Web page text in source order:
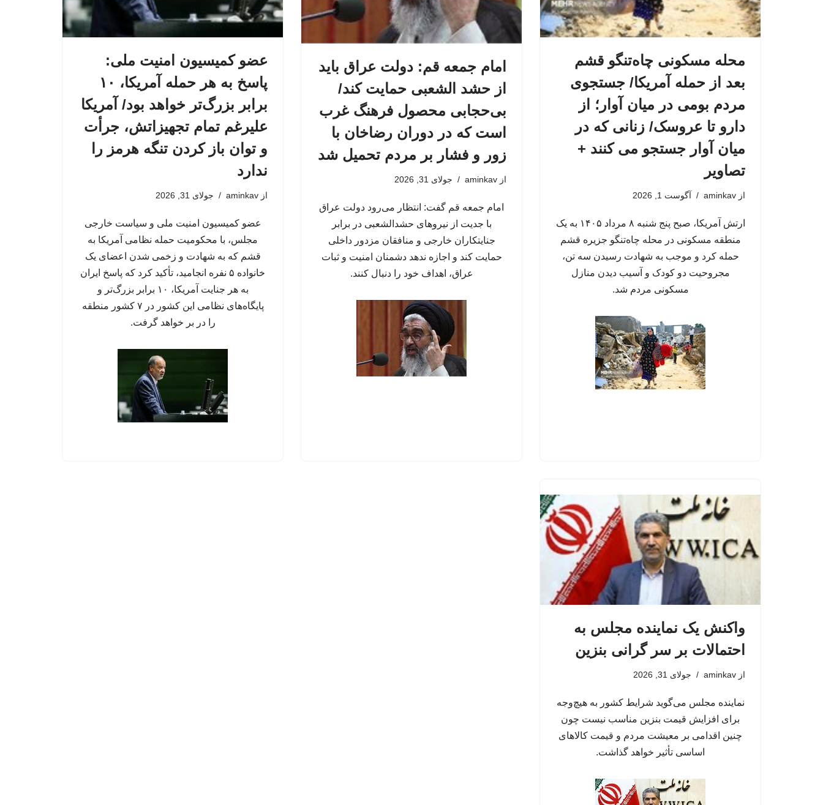
محله مسکونی چاه‌تنگو قشم
بعد از حمله آمریکا/ جستجوی
مردم بومی در میان آوار؛ از
دارو تا عروسک/ زنانی که در
میان آوار جستجو می کنند +
تصاویر
از aminkav آگوست 1, 2026
ارتش آمریکا، صبح پنج شنبه ۸ مرداد ۱۴۰۵ به یک
منطقه مسکونی در محله چاه‌تنگو جزیره قشم
حمله کرد و موجب به شهادت رسیدن سه تن،
مجروحیت دو کودک و آسیب دیدن منازل
مسکونی مردم شد.
امام جمعه قم: دولت عراق باید
از حشد الشعبی حمایت کند/
بی‌حجابی محصول فرهنگ غرب
است که در دوران رضاخان با
زور و فشار بر مردم تحمیل شد
از aminkav جولای 31, 2026
امام جمعه قم گفت: انتظار می‌رود دولت عراق
با جدیت از نیروهای حشدالشعبی در برابر
جنایتکاران خارجی و منافقان مزدور داخلی
حمایت کند و اجازه ندهد دشمنان امنیت و ثبات
عراق، اهداف خود را دنبال کنند.
عضو کمیسیون امنیت ملی:
پاسخ به هر حمله آمریکا، ۱۰
برابر بزرگ‌تر خواهد بود/ آمریکا
علیرغم تمام تجهیزاتش، جرأت
و توان باز کردن تنگه هرمز را
ندارد
از aminkav جولای 31, 2026
عضو کمیسیون امنیت ملی و سیاست خارجی
مجلس، با محکومیت حمله نظامی آمریکا به
قشم که به شهادت و زخمی شدن اعضای یک
خانواده ۵ نفره انجامید، تأکید کرد که پاسخ ایران
به هر جنایت آمریکا، ۱۰ برابر بزرگ‌تر و
پایگاه‌های نظامی این کشور در ۷ کشور منطقه
را در بر خواهد گرفت.
واکنش یک نماینده مجلس به
احتمالات بر سر گرانی بنزین
از aminkav جولای 31, 2026
نماینده مجلس می‌گوید شرایط کشور به هیچ‌وجه
برای افزایش قیمت بنزین مناسب نیست چون
چنین اقدامی بر معیشت مردم و قیمت کالاهای
اساسی تأثیر خواهد گذاشت.